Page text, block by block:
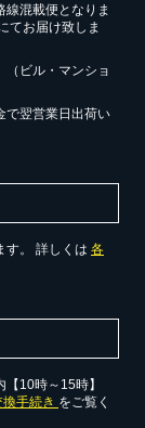
混載便となりま
てお届け致しま
（ビル・マンショ
で翌営業日出荷い
す。 詳しくは 各
10時～15時】
手続き をご覧く